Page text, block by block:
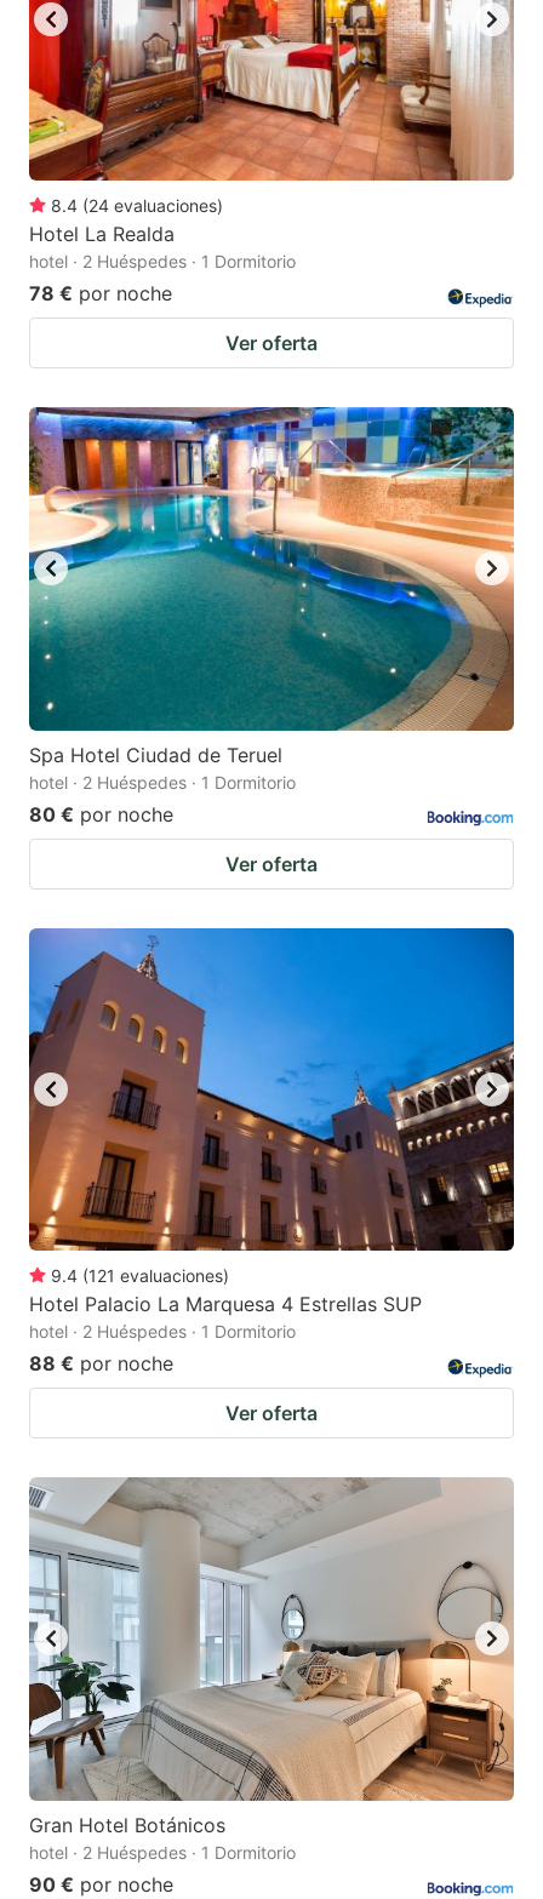
8.4 (24 evaluaciones)
Hotel La Realda
hotel · 2 Huéspedes · 1 Dormitorio
78 € por noche
Ver oferta
Spa Hotel Ciudad de Teruel
hotel · 2 Huéspedes · 1 Dormitorio
80 € por noche
Ver oferta
9.4 (121 evaluaciones)
Hotel Palacio La Marquesa 4 Estrellas SUP
hotel · 2 Huéspedes · 1 Dormitorio
88 € por noche
Ver oferta
Gran Hotel Botánicos
hotel · 2 Huéspedes · 1 Dormitorio
90 € por noche